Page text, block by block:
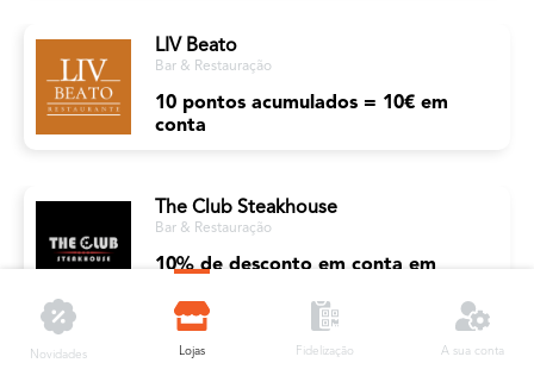
LIV Beato
Bar & Restauração
10 pontos acumulados = 10€ em
conta
The Club Steakhouse
Bar & Restauração
10% de desconto em conta em
Novidades Lojas Fidelização A sua conta